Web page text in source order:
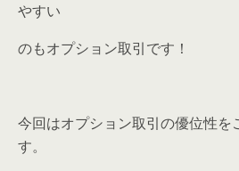
やすい
のもオプション取引です！
今回はオプション取引の優位性を
す。